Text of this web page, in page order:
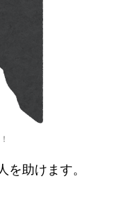
を助けます。